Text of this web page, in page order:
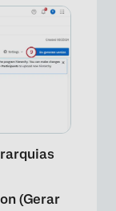
×
(Gerar